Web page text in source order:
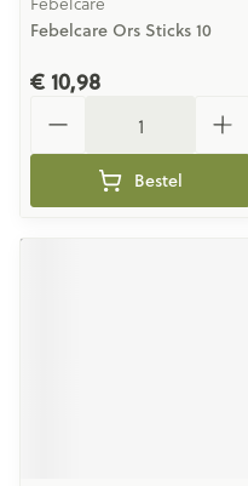
Febelcare Ors Sticks 10
€ 10,98
Bestel